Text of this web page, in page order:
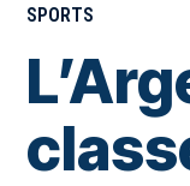
SPORTS